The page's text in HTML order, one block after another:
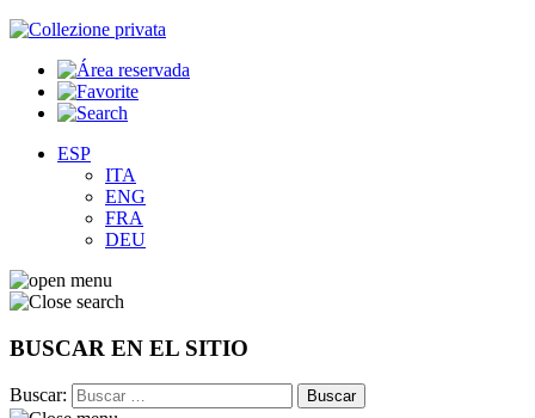
ESP
ITA
ENG
FRA
DEU
BUSCAR EN EL SITIO
Buscar: